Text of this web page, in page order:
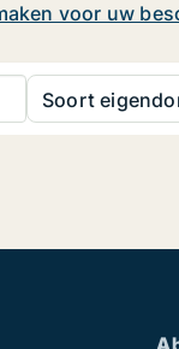
voor uw
Soort